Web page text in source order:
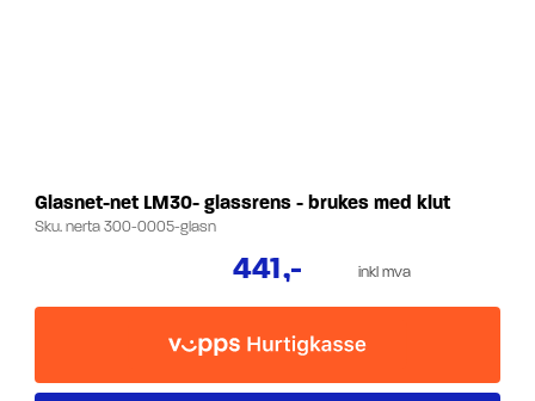
Glasnet-net LM30- glassrens - brukes med klut
Sku.nerta 300-0005-glasn
441,- inkl mva